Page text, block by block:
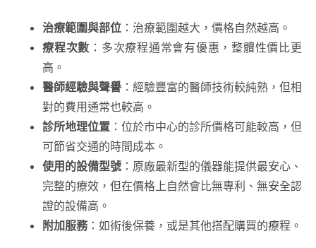
治療範圍與部位 ：治療範圍越大，價格自然越高。
療程次數 ：多次療程通常會有優惠，整體性價比更
高。
醫師經驗與聲譽：經驗豐富的醫師技術較純熟，但相
對的費用通常也較高。
診所地理位置 ：位於市中心的診所價格可能較高，但
可節省交通的時間成本。
使用的設備型號 ：原廠最新型的儀器能提供最安心、
完整的療效，但在價格上自然會比無專利、無安全認
證的設備高。
附加服務 ：如術後保養，或是其他搭配購買的療程。